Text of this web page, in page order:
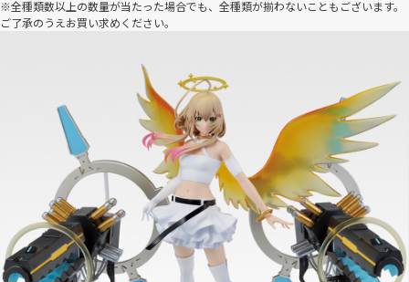
※全種類数以上の数量が当たった場合でも、全種類が揃わないこともございます。
ご了承のうえお買い求めください。